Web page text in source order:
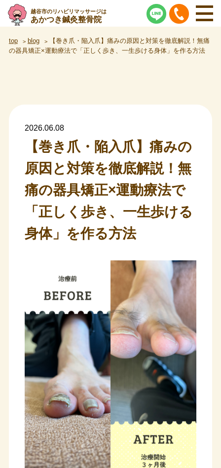
越谷市のリハビリマッサージは
あかつき鍼灸整骨院
top blog
【巻き爪・陥入爪】痛みの原因と対策を徹底解説！無痛
の器具矯正×運動療法で「正しく歩き、一生歩ける身体」を作る方法
2026.06.08
【巻き爪・陥入爪】痛みの
原因と対策を徹底解説！無
痛の器具矯正×運動療法で
「正しく歩き、一生歩ける
身体」を作る方法